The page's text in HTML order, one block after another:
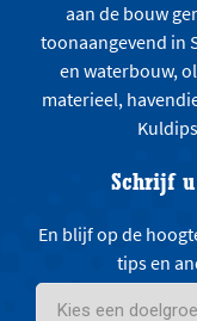
aan de bouw
toonaangevend in
en waterbouw,
materieel,
Schrijf
En blijf op de
tips en